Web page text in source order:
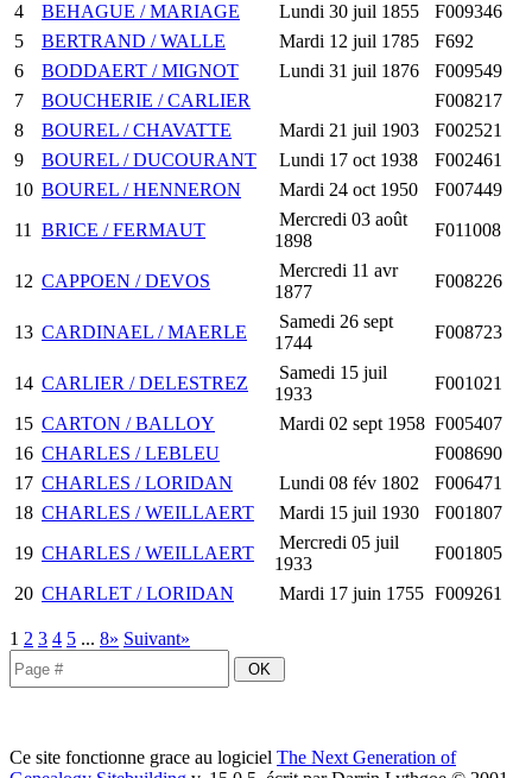
4
BEHAGUE / MARIAGE Lundi 30 juil 1855
F009346
5
BERTRAND / WALLE Mardi 12 juil 1785
F692
6
BODDAERT / MIGNOT Lundi 31 juil 1876
F009549
7
BOUCHERIE / CARLIER
F008217
8
BOUREL / CHAVATTE Mardi 21 juil 1903
F002521
9
BOUREL / DUCOURANT Lundi 17 oct 1938
F002461
10 BOUREL / HENNERON Mardi 24 oct 1950
F007449
11 BRICE / FERMAUT
Mercredi 03 août
1898
F011008
12 CAPPOEN / DEVOS
Mercredi 11 avr
1877
F008226
13 CARDINAEL / MAERLE
Samedi 26 sept
1744
F008723
14 CARLIER / DELESTREZ
Samedi 15 juil
1933
F001021
15 CARTON / BALLOY Mardi 02 sept 1958 F005407
16 CHARLES / LEBLEU
F008690
17 CHARLES / LORIDAN Lundi 08 fév 1802
F006471
18 CHARLES / WEILLAERT Mardi 15 juil 1930
F001807
19 CHARLES / WEILLAERT
Mercredi 05 juil
1933
F001805
20 CHARLET / LORIDAN Mardi 17 juin 1755 F009261
1 2 3 4 5 ... 8» Suivant»
Ce site fonctionne grace au logiciel The Next Generation of